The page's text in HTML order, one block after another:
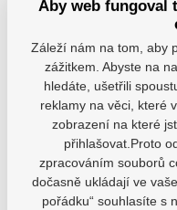
Aby web fungoval
Záleží nám na tom, aby
zážitkem. Abyste na
hledáte, ušetřili
reklamy na věci, které
zobrazení na které
přihlašovat.Proto
zpracováním souborů
dočasně ukládají ve
pořádku“ souhlasíte s